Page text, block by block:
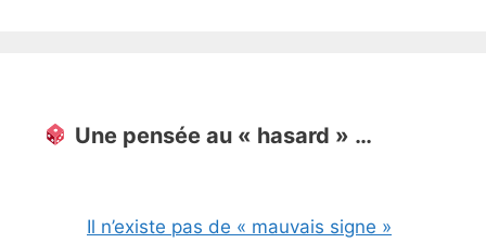
Une pensée au « hasard » …
Il n’existe pas de « mauvais signe »